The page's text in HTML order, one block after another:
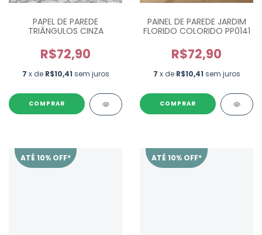
PAPEL DE PAREDE
TRIÂNGULOS CINZA
R$72,90
7 x de R$10,41 sem juros
PAINEL DE PAREDE JARDIM
FLORIDO COLORIDO PP0141
R$72,90
7 x de R$10,41 sem juros
ATÉ 10% OFF* ATÉ 10% OFF*